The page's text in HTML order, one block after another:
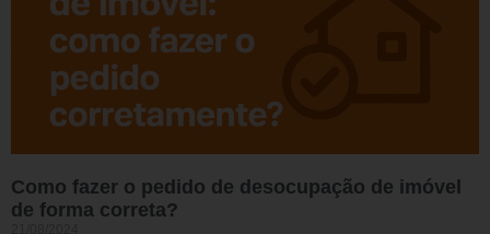
Como fazer o pedido de desocupação de imóvel
de forma correta?